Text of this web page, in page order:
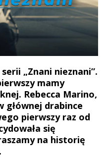
„Znani nieznani”.
mamy
Rebecca Marino,
głównej drabince
pierwszy raz od
się
na historię